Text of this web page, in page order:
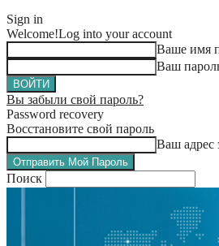
Sign in
Welcome!Log into your account
Ваше имя
Ваш
Вы забыли свой пароль?
Password recovery
Восстановите свой пароль
Ваш адрес
Поиск